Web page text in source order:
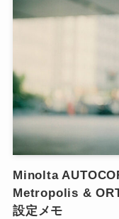
Minolta
Metropolis &
設定メモ